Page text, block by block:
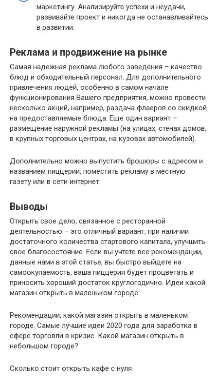
маркетингу. Анализируйте успехи и неудачи,
развивайте проект и никогда не останавливайтесь
в развитии.
Реклама и продвижение на рынке
Самая надежная реклама любого заведения – качество
блюд и обходительный персонал. Для дополнительного
привлечения людей, особенно в самом начале
функционирования Вашего предприятия, можно провести
несколько акций, например, раздача флаеров со скидкой
на предоставляемые блюда. Еще один вариант –
размещение наружной рекламы (на улицах, стенах домов,
в крупных торговых центрах, на кузовах автомобилей).
Дополнительно можно выпустить брошюры с адресом и
названием пиццерии, поместить рекламу в местную
газету или в сети интернет.
Выводы
Открыть свое дело, связанное с ресторанной
деятельностью – это отличный вариант, при наличии
достаточного количества стартового капитала, улучшить
свое благосостояние. Если вы учтете все рекомендации,
данные нами в этой статье, вы быстро выйдете на
самоокупаемость, ваша пиццерия будет процветать и
приносить хороший достаток круглогодично. Идеи какой
магазин открыть в маленьком городе
Рекомендации, какой магазин открыть в маленьком
городе. Самые лучшие идеи 2020 года для заработка в
сфере торговли в кризис. Какой магазин открыть в
небольшом городе?
Сколько стоит открыть кафе с нуля